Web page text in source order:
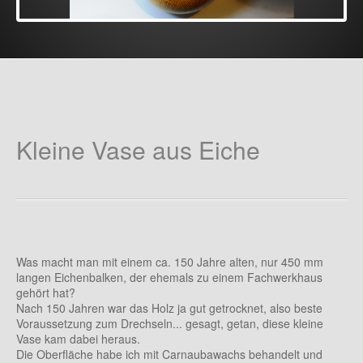
Galactica
Schale aus Kirschbaum
Mother Nature
Türkis
Kleine Vase aus Eiche
Was macht man mit einem ca. 150 Jahre alten, nur 450 mm
langen Eichenbalken, der ehemals zu einem Fachwerkhaus
gehört hat?
Nach 150 Jahren war das Holz ja gut getrocknet, also beste
Voraussetzung zum Drechseln... gesagt, getan, diese kleine
Vase kam dabei heraus.
Die Oberfläche habe ich mit Carnaubawachs behandelt und